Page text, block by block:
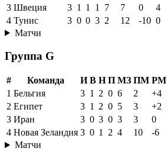
3 Швеция 3 1 1 1 7 7 0
4
4 Тунис 3 0 0 3 2 12 -10 0
Матчи
Группа G
# Команда И В Н П МЗ ПМ РМ
1 Бельгия 3 1 2 0 6 2 +4
2 Египет 3 1 2 0 5 3 +2
3 Иран 3 0 3 0 3 3 0
4 Новая Зеландия 3 0 1 2 4 10 -6
Матчи